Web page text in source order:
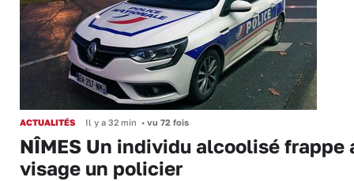
ACTUALITÉS Il y a 32 min • vu 72 fois
NÎMES Un individu alcoolisé frappe
visage un policier